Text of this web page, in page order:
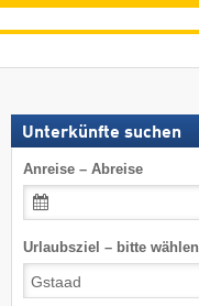
Unterkünfte suchen
Anreise – Abreise
Urlaubsziel – bitte wählen